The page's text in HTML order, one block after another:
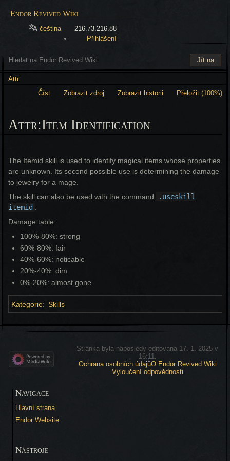
Endor Revived Wiki
čeština
216.73.216.88
Přihlášení
Attr
Číst
Zobrazit zdroj Zobrazit historii Přeložit (100%)
Attr:Item Identification
The Itemid skill is used to identify magical items whose properties
are unknown. Its second possible use is determining the damage
to jewelry for a mage.
The skill can also be used with the command
.useskill
itemid
Damage table:
100%-80%: strong
60%-80%: fair
40%-60%: noticable
20%-40%: dim
0%-20%: almost gone
Kategorie: Skills
Stránka byla naposledy editována 17. 1. 2025 v
16:11.
Ochrana osobních údajůO Endor Revived Wiki
Vyloučení odpovědnosti
Navigace
Hlavní strana
Endor Website
Nástroje